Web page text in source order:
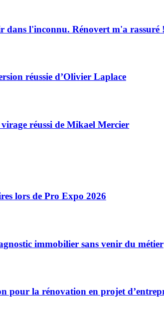
dans l'inconnu. Rénovert m'a rassuré
réussie d’Olivier Laplace
réussi de Mikael Mercier
lors de Pro Expo 2026
immobilier sans venir du métier
pour la rénovation en projet